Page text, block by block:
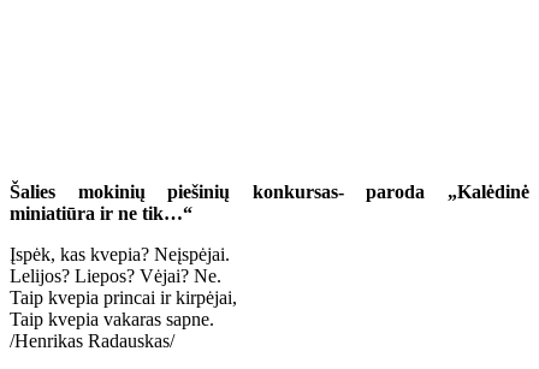
Šalies mokinių piešinių konkursas- paroda „Kalėdinė
miniatiūra ir ne tik…“
Įspėk, kas kvepia? Neįspėjai.
Lelijos? Liepos? Vėjai? Ne.
Taip kvepia princai ir kirpėjai,
Taip kvepia vakaras sapne.
/Henrikas Radauskas/